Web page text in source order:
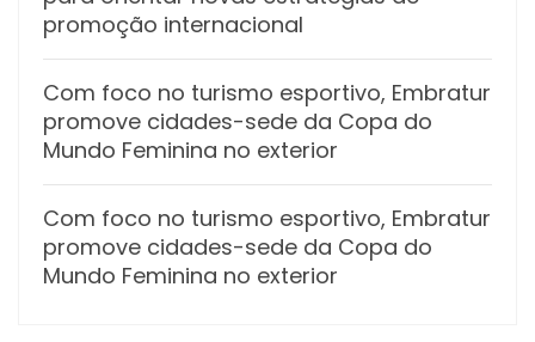
promoção internacional
Com foco no turismo esportivo, Embratur
promove cidades-sede da Copa do
Mundo Feminina no exterior
Com foco no turismo esportivo, Embratur
promove cidades-sede da Copa do
Mundo Feminina no exterior